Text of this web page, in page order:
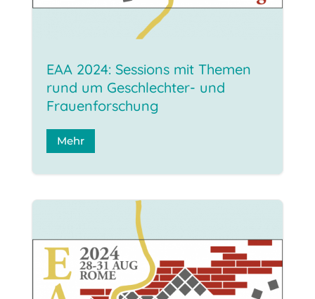
EAA 2024: Sessions mit Themen
rund um Geschlechter- und
Frauenforschung
Mehr